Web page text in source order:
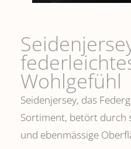
Wohlgefühl
Seidenjersey, das
Sortiment, betört durch
und ebenmässige